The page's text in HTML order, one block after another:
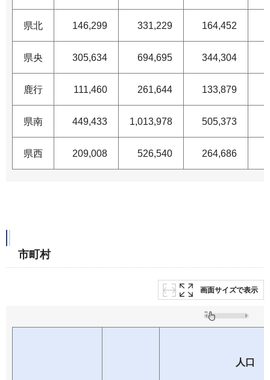
県北 146,299 331,229 164,452
県央 305,634 694,695 344,304
鹿行 111,460 261,644 133,879
県南 449,433 1,013,978 505,373
県西 209,008 526,540 264,686
市町村
画面サイズで表示
人口